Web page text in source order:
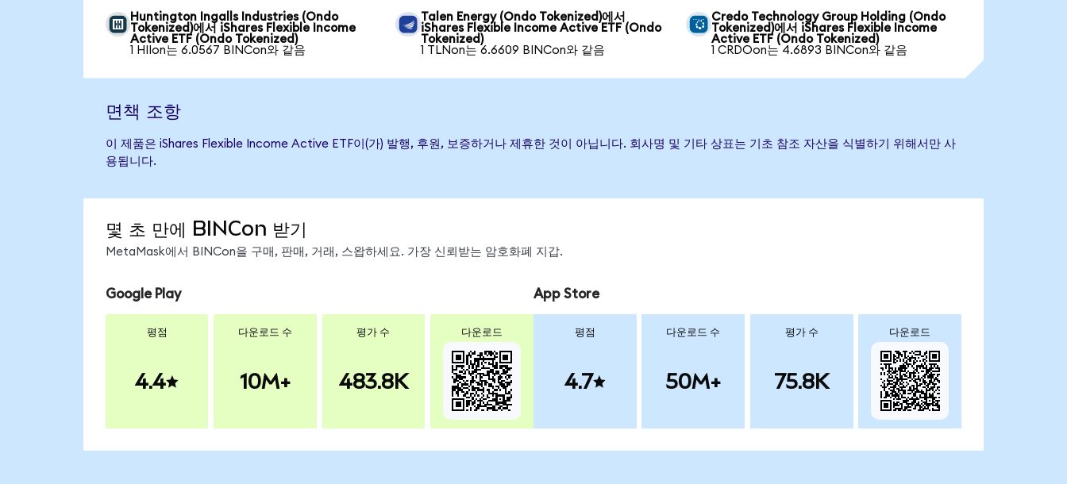
Huntington Ingalls Industries (Ondo
Tokenized)에서 iShares Flexible Income
Active ETF (Ondo Tokenized)
1 HIIon는 6.0567 BINCon와 같음
Talen Energy (Ondo Tokenized)에서
iShares Flexible Income Active ETF (Ondo
Tokenized)
1 TLNon는 6.6609 BINCon와 같음
Credo Technology Group Holding (Ondo
Tokenized)에서 iShares Flexible Income
Active ETF (Ondo Tokenized)
1 CRDOon는 4.6893 BINCon와 같음
면책 조항
이 제품은 iShares Flexible Income Active ETF이(가) 발행, 후원, 보증하거나 제휴한 것이 아닙니다. 회사명 및 기타 상표는 기초 참조 자산을 식별하기 위해서만 사
용됩니다.
몇 초 만에 BINCon 받기
MetaMask에서 BINCon을 구매, 판매, 거래, 스왑하세요. 가장 신뢰받는 암호화폐 지갑.
Google Play
평점
4.4
다운로드 수
10M+
평가 수
483.8K
다운로드
App Store
평점
4.7
다운로드 수
50M+
평가 수
75.8K
다운로드